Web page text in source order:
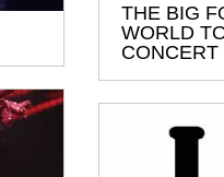
THE BIG
WORLD
CONCERT